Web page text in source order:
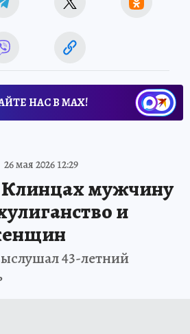
НАС В МАХ!
26 мая 2026 12:29
мужчину
и
43-летний